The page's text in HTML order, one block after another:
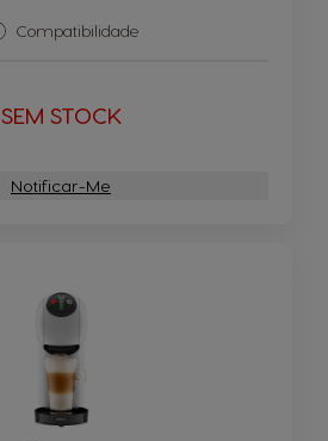
Compatibilidade
SEM STOCK
Notificar-Me